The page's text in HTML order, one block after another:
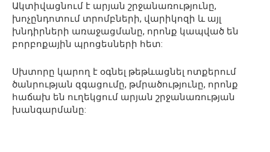
Ակտիվացնում է արյան շրջանառությունը,
խոչընդոտում տրոմբների, վարիկոզի և այլ
խնդիրների առաջացմանը, որոնք կապված են
բորբոքային պրոցեսների հետ:
Սխտորը կարող է օգնել թեթևացնել ոտքերում
ծանրության զգացումը, թմրածությունը, որոնք
հաճախ են ուղեկցում արյան շրջանառության
խանգարմանը: